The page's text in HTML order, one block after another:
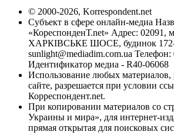
© 2000-2026, Korrespondent.net
Субъект в сфере онлайн-медиа
«КореспонденТ.net» Адрес: 02091,
ХАРКІВСЬКЕ ШОСЕ, будинок 172-
sunlight@mediadim.com.ua Телефон:
Идентификатор медиа - R40-06068
Использование любых
сайте, разрешается при условии
Корреспондент.net.
При копировании материалов со
Украины и мира», для интернет-
прямая открытая для поисковых